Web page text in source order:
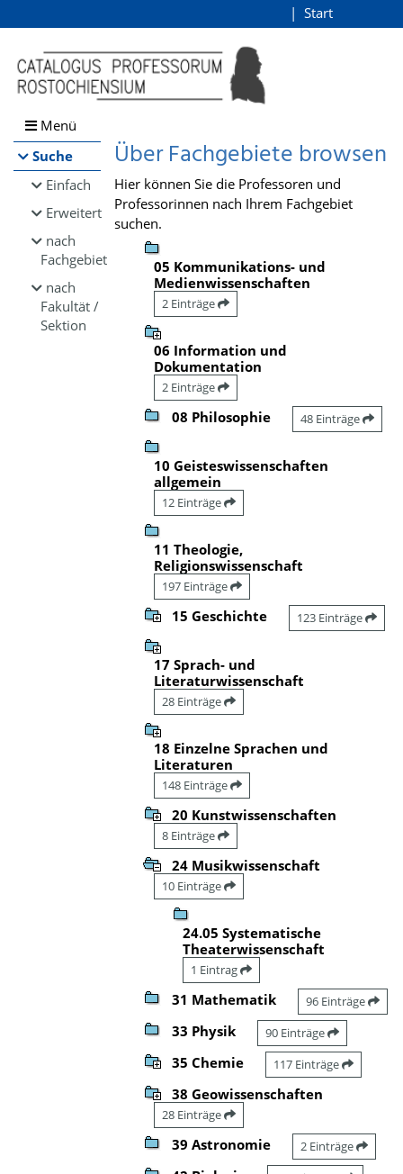
Browsen
direkt zum Inhalt
Start
Menü
Suche
Einfach
Erweitert
nach
Fachgebiet
nach
Fakultät /
Sektion
Über Fachgebiete browsen
Hier können Sie die Professoren und
Professorinnen nach Ihrem Fachgebiet
suchen.
05 Kommunikations- und
Medienwissenschaften
2 Einträge
06 Information und
Dokumentation
2 Einträge
08 Philosophie 48 Einträge
10 Geisteswissenschaften
allgemein
12 Einträge
11 Theologie,
Religionswissenschaft
197 Einträge
15 Geschichte 123 Einträge
17 Sprach- und
Literaturwissenschaft
28 Einträge
18 Einzelne Sprachen und
Literaturen
148 Einträge
20 Kunstwissenschaften
8 Einträge
24 Musikwissenschaft
10 Einträge
24.05 Systematische
Theaterwissenschaft
1 Eintrag
31 Mathematik 96 Einträge
33 Physik 90 Einträge
35 Chemie 117 Einträge
38 Geowissenschaften
28 Einträge
39 Astronomie 2 Einträge